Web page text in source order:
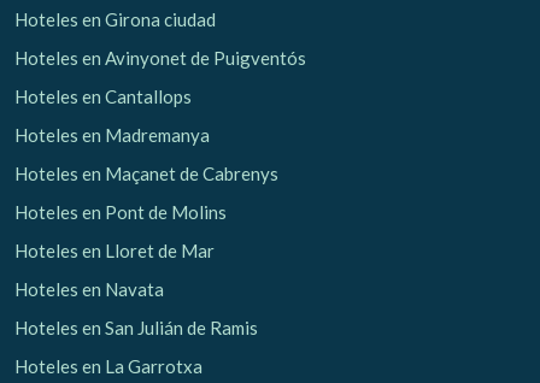
Hoteles en Girona ciudad
Hoteles en Avinyonet de Puigventós
Hoteles en Cantallops
Hoteles en Madremanya
Hoteles en Maçanet de Cabrenys
Hoteles en Pont de Molins
Hoteles en Lloret de Mar
Hoteles en Navata
Hoteles en San Julián de Ramis
Hoteles en La Garrotxa